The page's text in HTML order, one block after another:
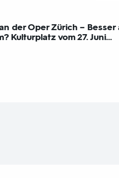
der Oper Zürich – Besser
Kulturplatz vom 27. Juni...